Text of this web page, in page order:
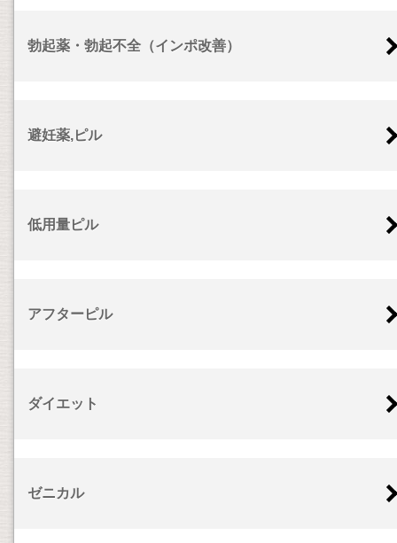
勃起薬・勃起不全（インポ改善）
避妊薬,ピル
低用量ピル
アフターピル
ダイエット
ゼニカル